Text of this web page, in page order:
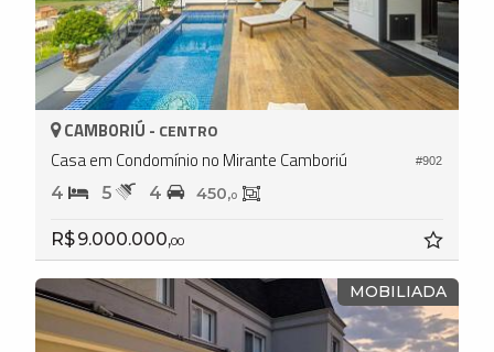
#902
CAMBORIÚ - CENTRO
Casa em Condomínio no Mirante Camboriú
4 5 4 450,0
R$ 9.000.000,00
MOBILIADA